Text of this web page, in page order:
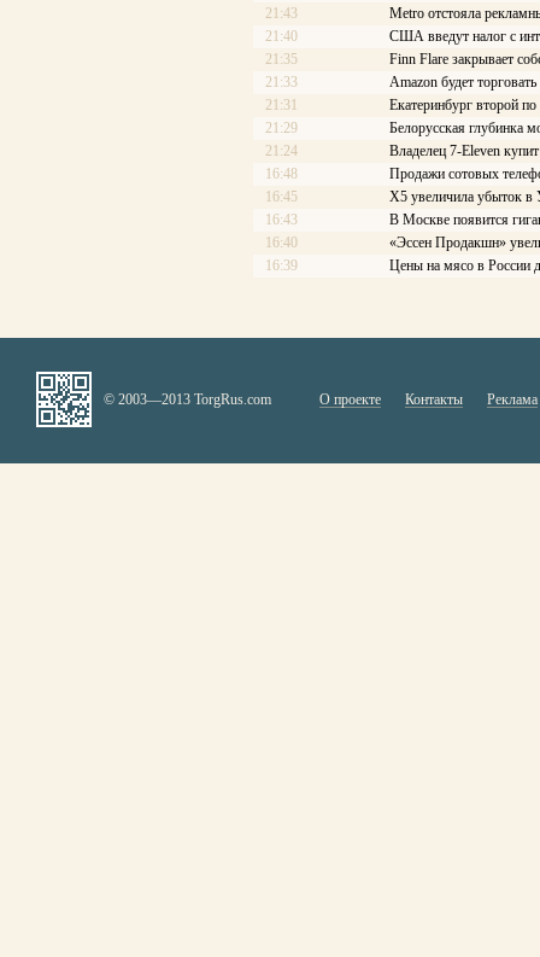
21:43
Metro отстояла
21:40
США введут налог с
21:35
Finn Flare закрывает
21:33
Amazon будет
21:31
Екатеринбург второй
21:29
Белорусская глубинка
21:24
Владелец 7-Eleven
16:48
Продажи сотовых
16:45
X5 увеличила убыток в
16:43
В Москве появится
16:40
«Эссен Продакшн»
16:39
Цены на мясо в России
© 2003—2013 TorgRus.com О проекте Контакты Реклама